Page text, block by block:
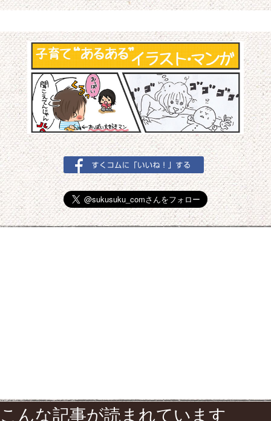
こんな記事が読まれています